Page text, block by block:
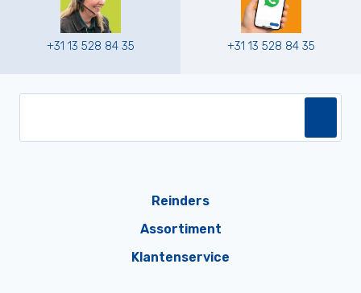
+31 13 528 84 35 +31 13 528 84 35
Reinders
Assortiment
Klantenservice